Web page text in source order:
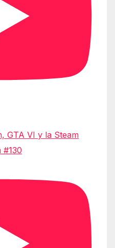
GTA VI y la Steam
#130